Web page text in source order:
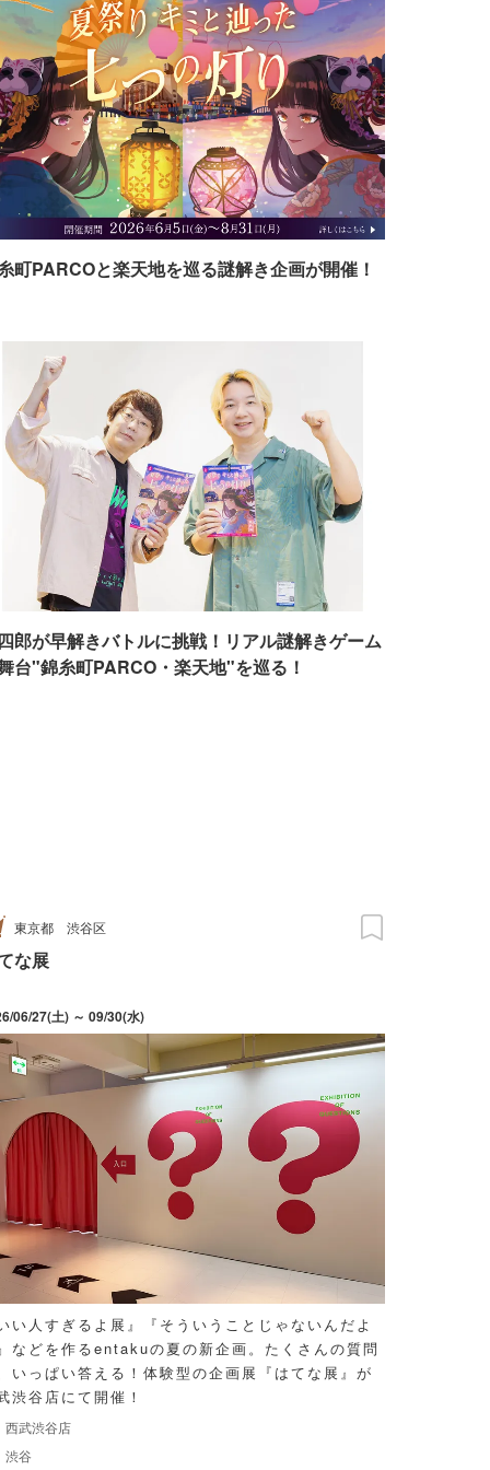
町PARCOと楽天地を巡る謎解き企画が開催！
郎が早解きバトルに挑戦！リアル謎解きゲーム
台"錦糸町PARCO・楽天地"を巡る！
東京都 渋谷区
な展
06/27(土) ～ 09/30(水)
いい人すぎるよ展』『そういうことじゃないんだよ
などを作るentakuの夏の新企画。たくさんの質問
いっぱい答える！体験型の企画展『はてな展』が
渋谷店にて開催！
西武渋谷店
渋谷